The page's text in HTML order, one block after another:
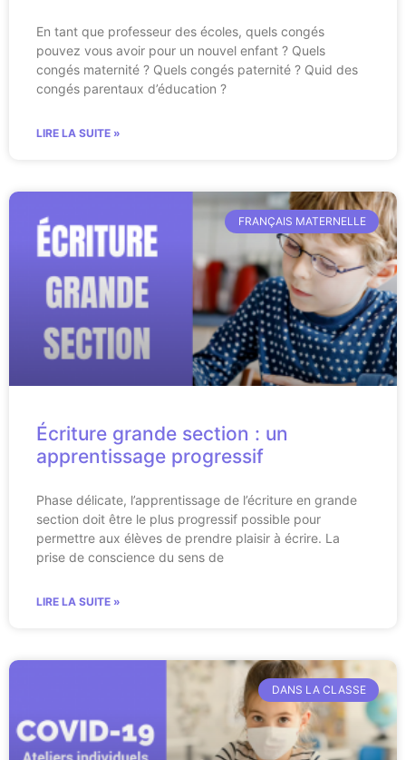
En tant que professeur des écoles, quels congés
pouvez vous avoir pour un nouvel enfant ? Quels
congés maternité ? Quels congés paternité ? Quid des
congés parentaux d’éducation ?
LIRE LA SUITE »
FRANÇAIS MATERNELLE
Écriture grande section : un
apprentissage progressif
Phase délicate, l’apprentissage de l’écriture en grande
section doit être le plus progressif possible pour
permettre aux élèves de prendre plaisir à écrire. La
prise de conscience du sens de
LIRE LA SUITE »
DANS LA CLASSE